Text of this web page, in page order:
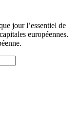
jour l’essentiel de
européennes.